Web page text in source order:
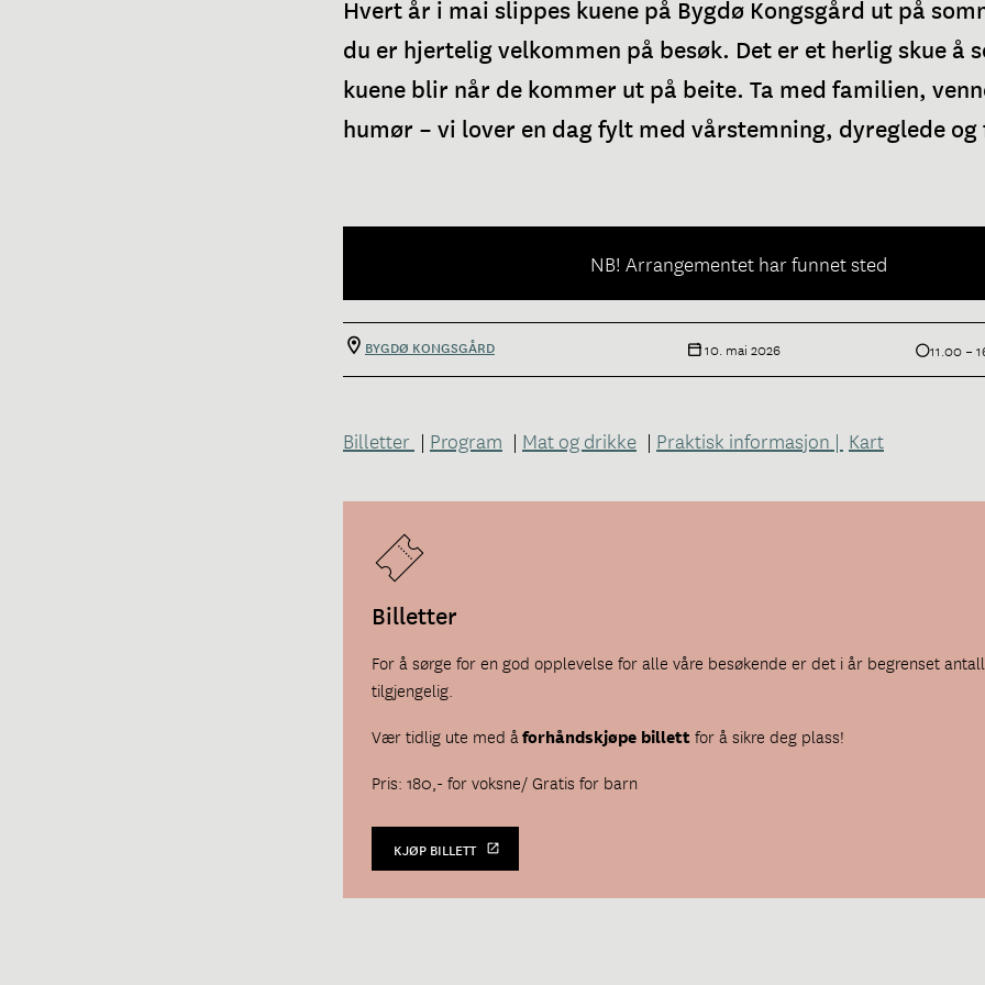
Hvert år i mai slippes kuene på Bygdø Kongsgård ut på
du er hjertelig velkommen på besøk. Det er et herlig skue å
kuene blir når de kommer ut på beite.​ Ta med familien,
humør – vi lover en dag fylt med vårstemning, dyreglede
NB! Arrangementet har funnet sted
BYGDØ KONGSGÅRD 10. mai 2026 11.00 –
Billetter | Program | Mat og drikke | Praktisk informasjon | Kart
Billetter
For å sørge for en god opplevelse for alle våre besøkende er det i år begrenset
tilgjengelig.
Vær tidlig ute med åforhåndskjøpe billettfor å sikre deg plass!
Pris: 180,- for voksne/ Gratis for barn
KJØP BILLETT